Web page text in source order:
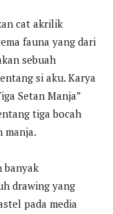
cat akrilik
fauna yang dari
sebuah
si aku. Karya
Setan Manja”
tiga bocah
manja.
banyak
drawing yang
pada media